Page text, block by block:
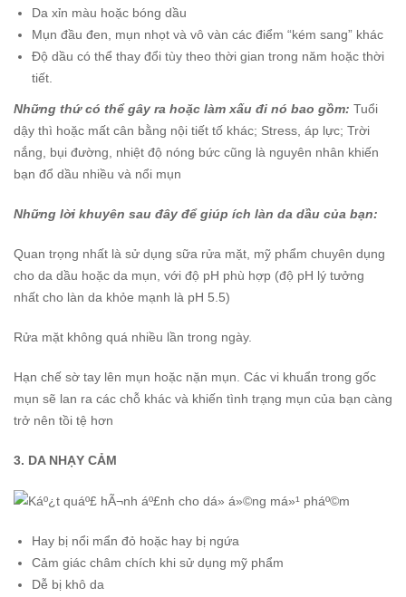
Da xỉn màu hoặc bóng dầu
Mụn đầu đen, mụn nhọt và vô vàn các điểm “kém sang” khác
Độ dầu có thể thay đổi tùy theo thời gian trong năm hoặc thời
tiết.
Những thứ có thể gây ra hoặc làm xấu đi nó bao gồm: Tuổi
dậy thì hoặc mất cân bằng nội tiết tố khác; Stress, áp lực; Trời
nắng, bụi đường, nhiệt độ nóng bức cũng là nguyên nhân khiến
bạn đổ dầu nhiều và nổi mụn
Những lời khuyên sau đây để giúp ích làn da dầu của bạn:
Quan trọng nhất là sử dụng sữa rửa mặt, mỹ phẩm chuyên dụng
cho da dầu hoặc da mụn, với độ pH phù hợp (độ pH lý tưởng
nhất cho làn da khỏe mạnh là pH 5.5)
Rửa mặt không quá nhiều lần trong ngày.
Hạn chế sờ tay lên mụn hoặc nặn mụn. Các vi khuẩn trong gốc
mụn sẽ lan ra các chỗ khác và khiến tình trạng mụn của bạn càng
trở nên tồi tệ hơn
3. DA NHẠY CẢM
Hay bị nổi mẩn đỏ hoặc hay bị ngứa
Cảm giác châm chích khi sử dụng mỹ phẩm
Dễ bị khô da